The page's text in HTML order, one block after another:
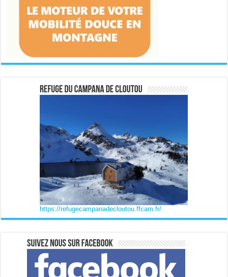
https://refugecampanadecloutou.ffcam.fr/